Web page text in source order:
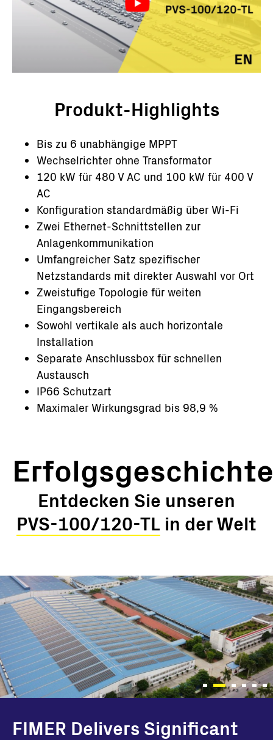
Produkt-Highlights
Bis zu 6 unabhängige MPPT
Wechselrichter ohne Transformator
120 kW für 480 V AC und 100 kW für 400 V
AC
Konfiguration standardmäßig über Wi-Fi
Zwei Ethernet-Schnittstellen zur
Anlagenkommunikation
Umfangreicher Satz spezifischer
Netzstandards mit direkter Auswahl vor Ort
Zweistufige Topologie für weiten
Eingangsbereich
Sowohl vertikale als auch horizontale
Installation
Separate Anschlussbox für schnellen
Austausch
IP66 Schutzart
Maximaler Wirkungsgrad bis 98,9 %
Entdecken Sie unseren
PVS-100/120-TL in der Welt
FIMER SUPPLIES ITS PVS-
FIMER Delivers Significant
FIMER PROVIDES ITS HIGH
Indefol powers landmark
FIMER writes new
FIMER’s PVS-100 Powers